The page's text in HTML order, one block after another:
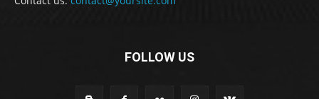
FOLLOW US